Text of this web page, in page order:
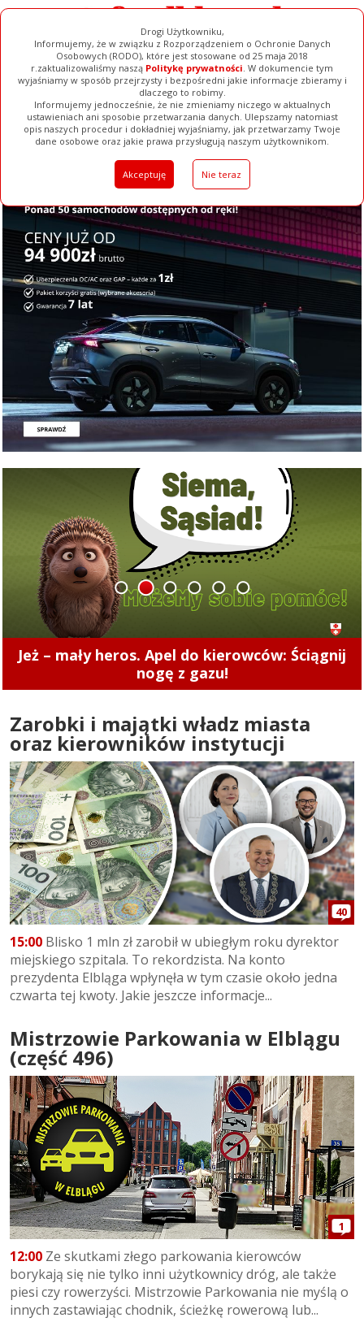
Drogi Użytkowniku,
Informujemy, że w związku z Rozporządzeniem o Ochronie Danych
Osobowych (RODO), które jest stosowane od 25 maja 2018
r.zaktualizowaliśmy naszą Politykę prywatności. W dokumencie tym
wyjaśniamy w sposób przejrzysty i bezpośredni jakie informacje zbieramy i
dlaczego to robimy.
Informujemy jednocześnie, że nie zmieniamy niczego w aktualnych
ustawieniach ani sposobie przetwarzania danych. Ulepszamy natomiast
opis naszych procedur i dokładniej wyjaśniamy, jak przetwarzamy Twoje
dane osobowe oraz jakie prawa przysługują naszym użytkownikom.
Akceptuję Nie teraz
Ogłoszenia Filmy Galerie Baza Firm Pełna Wersja
Pierwsze punkty w nowym sezonie. Concordia
pokonała Naki Olsztyn (skrót meczu)
1 2 3 4 5 6
Zarobki i majątki władz miasta
oraz kierowników instytucji
40
15:00 Blisko 1 mln zł zarobił w ubiegłym roku dyrektor
miejskiego szpitala. To rekordzista. Na konto
prezydenta Elbląga wpłynęła w tym czasie około jedna
czwarta tej kwoty. Jakie jeszcze informacje...
Mistrzowie Parkowania w Elblągu
(część 496)
1
12:00 Ze skutkami złego parkowania kierowców
borykają się nie tylko inni użytkownicy dróg, ale także
piesi czy rowerzyści. Mistrzowie Parkowania nie myślą o
innych zastawiając chodnik, ścieżkę rowerową lub...